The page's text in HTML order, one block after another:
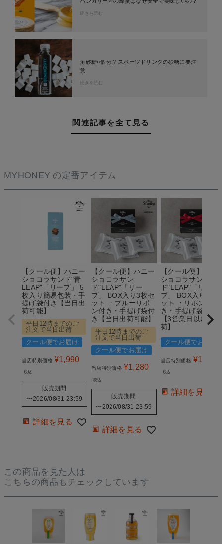
続きを読む
角砂糖○個分!? スポーツドリンクの砂糖に要注
意
続きを読む
関連記事を全て見る
MYHONEY の定番アイテム
【クール便】ハニー
ショコラサンド"青
LEAP"「リープ」 5
枚入り簡易包装・手
提げ袋付き【当日出
荷可能】
平日12時までのご
注文で当日出荷
クール便でお届け
当店特別価格 ¥1,990
税込
販売期間
〜2026/08/31 23:59
詳細を見る
【クール便】ハニー
ショコラサン
ド"LEAP"「リー
プ」 BOX入り3枚セ
ット ・ブルーリボ
ン付き・手提げ袋付
き【当日出荷可能】
平日12時までのご
注文で当日出荷
クール便でお届け
当店特別価格 ¥1,280
税込
販売期間
〜2026/08/31 23:59
詳細を見る
【クール便】ハニ
ショコラサン
ド"LEAP"「リー
プ」 BOX入り3枚
ット ・リボン付
き・手提げ袋付き
【3営業日以内の出
荷】
クール便でお届け
当店特別価格 ¥1,280
税込
詳細を見る
この商品を見た人は
こちらの商品もチェックしています